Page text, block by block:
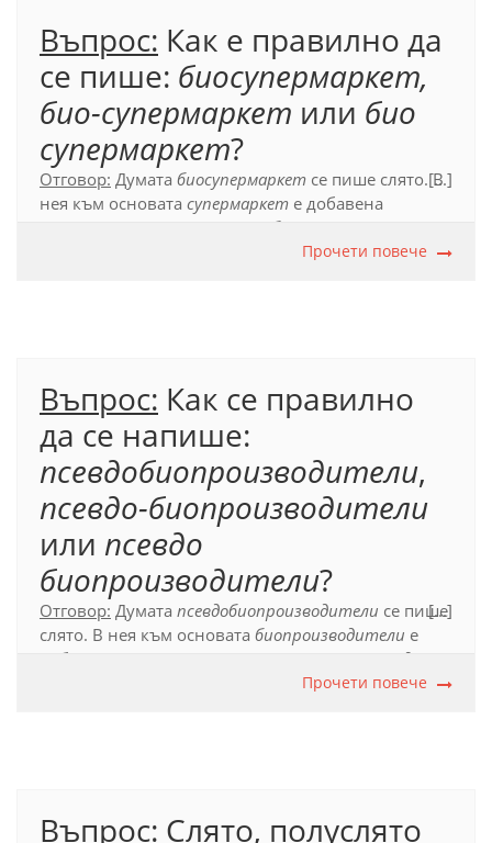
Въпрос: Как е правилно да
се пише: биосупермаркет,
био-супермаркет или био
супермаркет?
Отговор: Думата биосупермаркет се пише слято. В
нея към основата супермаркет е добавена
био-
представлява
[...]
Прочети повече
Въпрос: Как се правилно
да се напише:
псевдобиопроизводители,
псевдо-биопроизводители
или псевдо
биопроизводители?
Отговор: Думата псевдобиопроизводители се пише
слято. В нея към основата биопроизводители е
добавена конкретизиращата съставката
псевдо-
която е част от сложната дума. Съставкитебио-и
[...]
Прочети повече
Въпрос: Слято, полуслято